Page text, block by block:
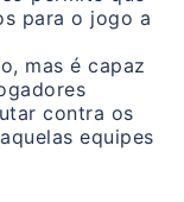
para o jogo a
mas é capaz
contra os
equipes